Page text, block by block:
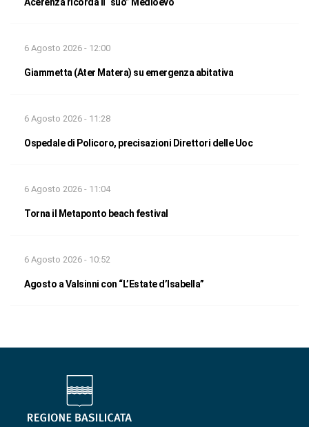
6 Agosto 2026 - 12:00
Giammetta (Ater Matera) su emergenza abitativa
6 Agosto 2026 - 11:28
Ospedale di Policoro, precisazioni Direttori delle Uoc
6 Agosto 2026 - 11:04
Torna il Metaponto beach festival
6 Agosto 2026 - 10:52
Agosto a Valsinni con “L’Estate d’Isabella”